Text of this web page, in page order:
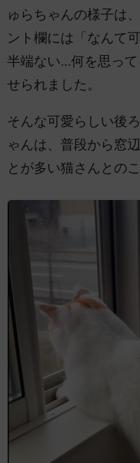
ゅらちゃんの様子は
ント欄には「なんて
半端ない...何を思っ
せられました。
そんな可愛らしい後
ゃんは、普段から窓
とが多い猫さんとのこ